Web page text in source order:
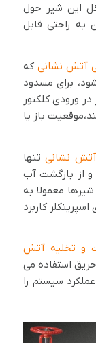
این شیر حول
راحتی قابل
آتش نشانی که
برای مسدود
ورودی کلکتور
باز یا
نشانیتنها
و از بازگشت آب
معمولا به
کاربرد
و تخلیه آتش
استفاده می
سیستم را